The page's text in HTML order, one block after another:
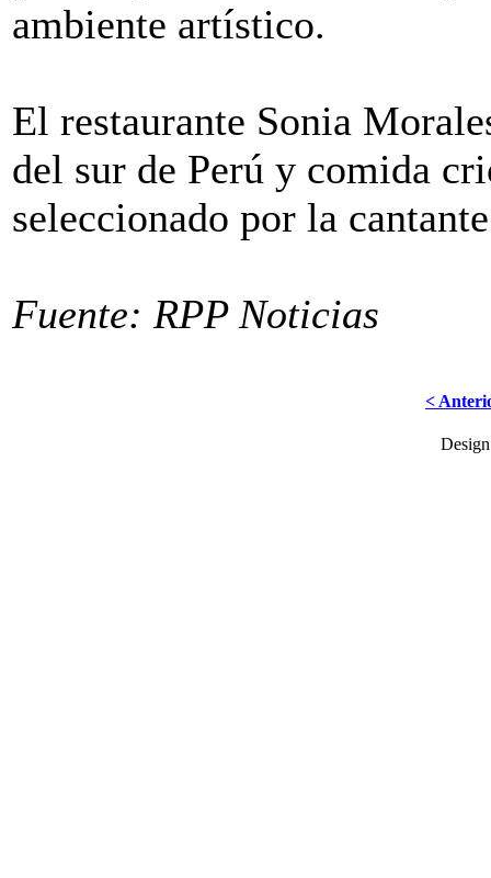
ambiente artístico.
El restaurante Sonia
del sur de Perú y comida
seleccionado por la
Fuente: RPP Noticias
<